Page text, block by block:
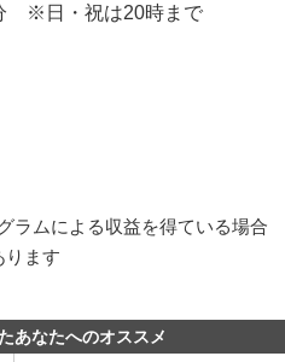
※日・祝は20時まで
ラムによる収益を得ている場合
ります
あなたへのオススメ